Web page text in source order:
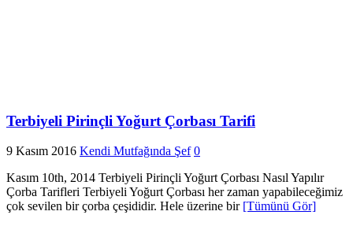
Terbiyeli Pirinçli Yoğurt Çorbası Tarifi
9 Kasım 2016 Kendi Mutfağında Şef 0
Kasım 10th, 2014 Terbiyeli Pirinçli Yoğurt Çorbası Nasıl Yapılır
Çorba Tarifleri Terbiyeli Yoğurt Çorbası her zaman yapabileceğimiz
çok sevilen bir çorba çeşididir. Hele üzerine bir [Tümünü Gör]